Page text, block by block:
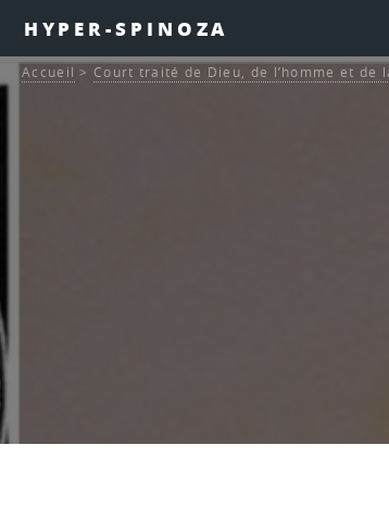
HYPER-SPINOZA
Accueil > Court traité de Dieu, de l’homme et de